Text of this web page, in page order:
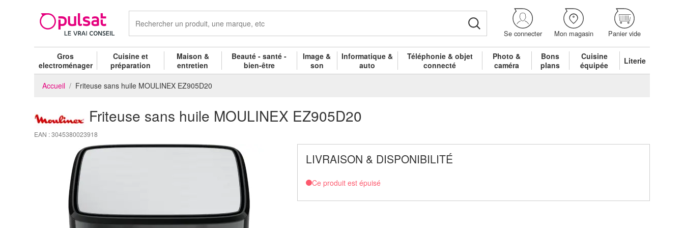
Se connecter Mon magasin Panier vide
Gros
electroménager
Cuisine et
préparation
Maison &
entretien
Beauté - santé -
bien-être
Image &
son
Informatique &
auto
Téléphonie & objet
connecté
Photo &
caméra
Bons
plans
Cuisine
équipée
Literie
Accueil Friteuse sans huile MOULINEX EZ905D20
Friteuse sans huile MOULINEX EZ905D20
EAN : 3045380023918
LIVRAISON & DISPONIBILITÉ
Ce produit est épuisé